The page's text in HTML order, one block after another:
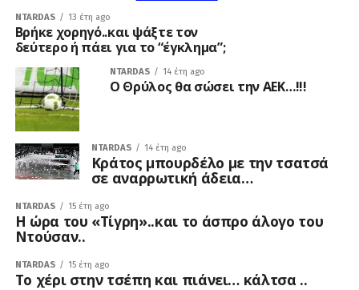
NTARDAS 13 έτη ago
Βρήκε χορηγό..και ψάξτε τον
δεύτερο ή πάει για το “έγκλημα”;
NTARDAS 14 έτη ago
Ο Θρύλος θα σώσει την ΑΕΚ…!!!
NTARDAS 14 έτη ago
Kράτος μπουρδέλο με την τσατσά
σε αναρρωτική άδεια…
NTARDAS 15 έτη ago
Η ώρα του «Τίγρη»..και το άσπρο άλογο του
Ντούσαν..
NTARDAS 15 έτη ago
Tο χέρι στην τσέπη και πιάνει… κάλτσα ..